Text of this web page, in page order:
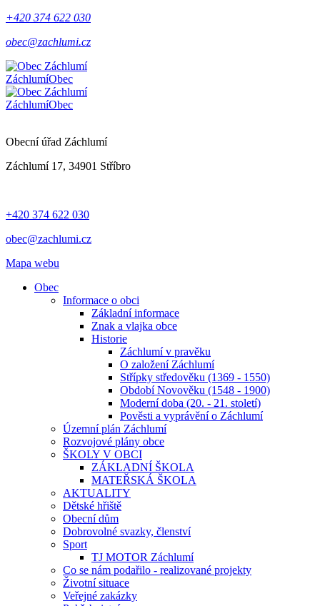
+420 374 622 030
obec@zachlumi.cz
ZáchlumíObec
ZáchlumíObec
Obecní úřad Záchlumí
Záchlumí 17, 34901 Stříbro
+420 374 622 030
obec@zachlumi.cz
Mapa webu
Obec
Informace o obci
Základní informace
Znak a vlajka obce
Historie
Záchlumí v pravěku
O založení Záchlumí
Střípky středověku (1369 - 1550)
Období Novověku (1548 - 1900)
Moderní doba (20. - 21. století)
Pověsti a vyprávění o Záchlumí
Územní plán Záchlumí
Rozvojové plány obce
ŠKOLY V OBCI
ZÁKLADNÍ ŠKOLA
MATEŘSKÁ ŠKOLA
AKTUALITY
Dětské hřiště
Obecní dům
Dobrovolné svazky, členství
Sport
TJ MOTOR Záchlumí
Co se nám podařilo - realizované projekty
Životní situace
Veřejné zakázky